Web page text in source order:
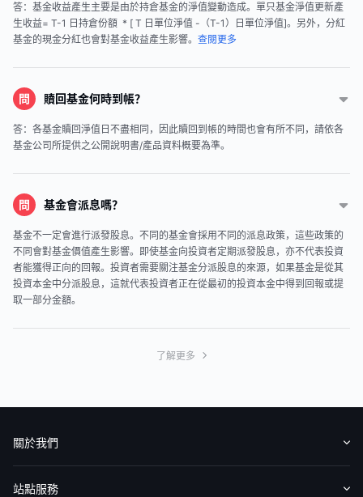
答：基金收益產生主要是由於持倉基金的淨值變動造成。單只基金淨值更新產
生收益= T-1 日持倉份額 * [ T 日單位淨值 -（T-1）日單位淨值]。另外，分紅
基金的現金分紅也會對基金收益產生影響。 查閱更多
問 贖回基金何時到帳？
答：各基金贖回淨值日不盡相同，因此贖回到帳的時間也會有所不同，請依各
基金公司所提供之公開說明書/產品資料概要為準。
問 基金會派息嗎？
基金不一定會進行派發股息。不同的基金會採用不同的派息政策，這些政策的
不同會對基金價值產生影響。即使基金向投資者定期派發股息，亦不代表投資
者能獲得正向的回報。投資者需要關注基金分派股息的來源，如果基金是從其
投資本金中分派股息，這就代表投資者正在從最初的投資本金中得到回報或提
取一部分金額。
了解更多
關於我們
認識華盛
媒體報導
意見反饋
站點服務